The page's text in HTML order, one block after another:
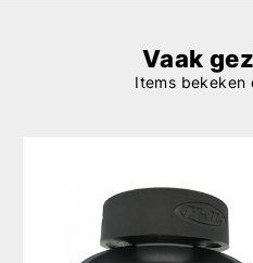
Vaak
Items bekeken